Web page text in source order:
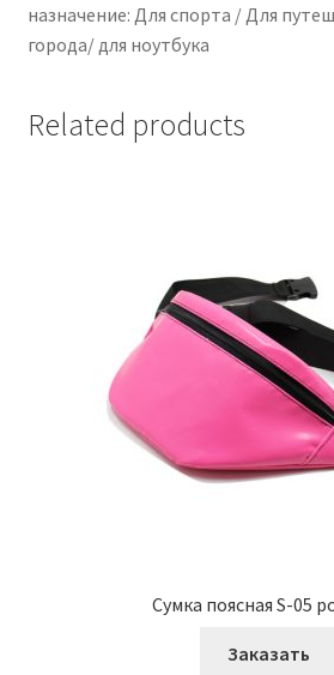
назначение: Для спорта / Для
города/ для ноутбука
Related products
Сумка поясная S-05
Заказать